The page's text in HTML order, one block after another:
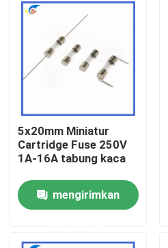
5x20mm Miniatur
Cartridge Fuse 250V
1A-16A tabung kaca
mengirimkan